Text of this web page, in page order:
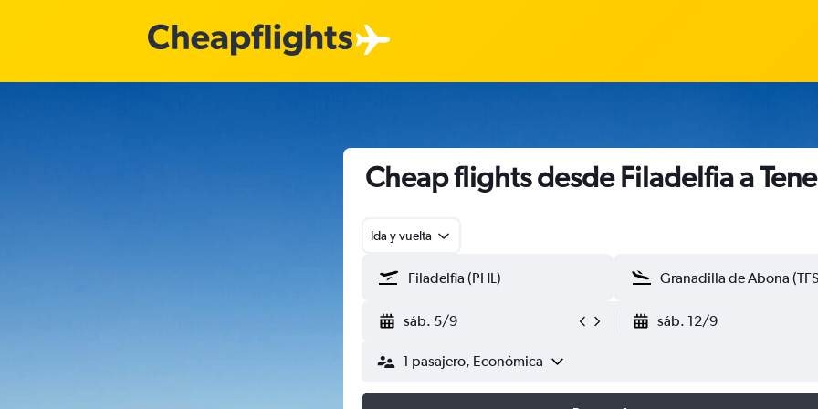
Cheap flights desde Filadelfia a
Ida y vuelta
sáb. 5/9 sáb. 12/9
1 pasajero, Económica